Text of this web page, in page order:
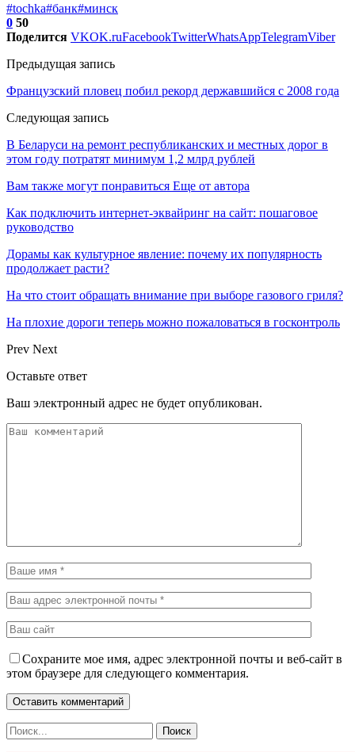
#tochka#банк#минск
0 50
Поделится VKOK.ruFacebookTwitterWhatsAppTelegramViber
Предыдущая запись
Французский пловец побил рекорд державшийся с 2008 года
Следующая запись
В Беларуси на ремонт республиканских и местных дорог в
этом году потратят минимум 1,2 млрд рублей
Вам также могут понравиться Еще от автора
Как подключить интернет-эквайринг на сайт: пошаговое
руководство
Дорамы как культурное явление: почему их популярность
продолжает расти?
На что стоит обращать внимание при выборе газового гриля?
На плохие дороги теперь можно пожаловаться в госконтроль
Prev Next
Оставьте ответ
Ваш электронный адрес не будет опубликован.
Сохраните мое имя, адрес электронной почты и веб-сайт в
этом браузере для следующего комментария.